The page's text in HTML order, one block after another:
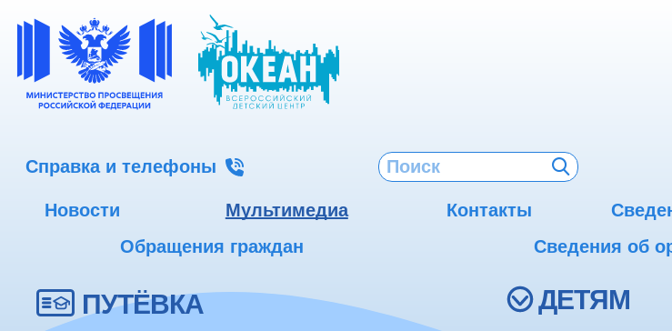
Справка и телефоны
Новости Мультимедиа Контакты
Обращения граждан
Сведения об
ПУТЁВКА ДЕТЯМ